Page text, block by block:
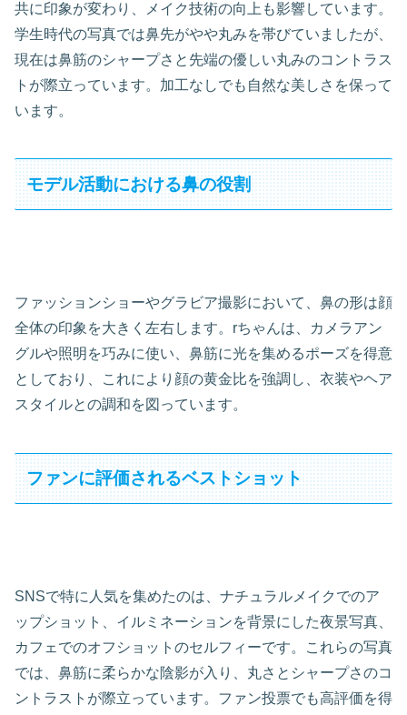
共に印象が変わり、メイク技術の向上も影響しています。
学生時代の写真では鼻先がやや丸みを帯びていましたが、
現在は鼻筋のシャープさと先端の優しい丸みのコントラス
トが際立っています。加工なしでも自然な美しさを保って
います。
モデル活動における鼻の役割
ファッションショーやグラビア撮影において、鼻の形は顔
全体の印象を大きく左右します。rちゃんは、カメラアン
グルや照明を巧みに使い、鼻筋に光を集めるポーズを得意
としており、これにより顔の黄金比を強調し、衣装やヘア
スタイルとの調和を図っています。
ファンに評価されるベストショット
SNSで特に人気を集めたのは、ナチュラルメイクでのア
ップショット、イルミネーションを背景にした夜景写真、
カフェでのオフショットのセルフィーです。これらの写真
では、鼻筋に柔らかな陰影が入り、丸さとシャープさのコ
ントラストが際立っています。ファン投票でも高評価を得